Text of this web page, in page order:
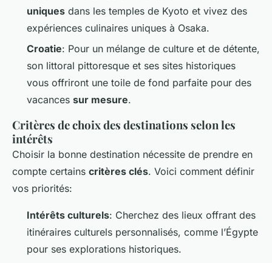
uniques dans les temples de Kyoto et vivez des
expériences culinaires uniques à Osaka.
Croatie: Pour un mélange de culture et de détente,
son littoral pittoresque et ses sites historiques
vous offriront une toile de fond parfaite pour des
vacances sur mesure.
Critères de choix des destinations selon les
intérêts
Choisir la bonne destination nécessite de prendre en
compte certains critères clés. Voici comment définir
vos priorités:
Intérêts culturels: Cherchez des lieux offrant des
itinéraires culturels personnalisés, comme l’Égypte
pour ses explorations historiques.